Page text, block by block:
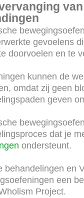
gevoelens
doorvoelen en te
kunnen de
omdat zij geen
geven
dat je
ondersteunt.
behandelingen en
een
Project.